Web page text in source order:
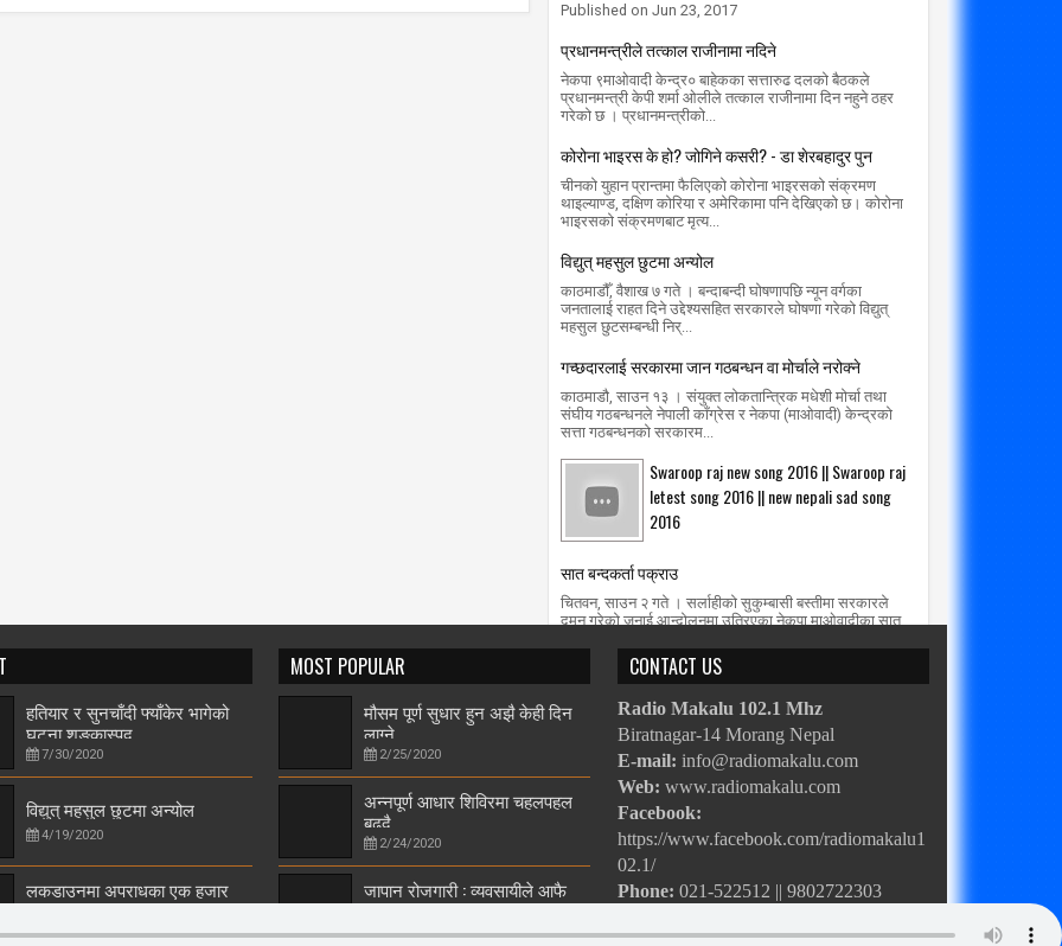
Published on Jun 23, 2017
प्रधानमन्त्रीले तत्काल राजीनामा नदिने
नेकपा ९माओवादी केन्द्र० बाहेकका सत्तारुढ दलको बैठकले
प्रधानमन्त्री केपी शर्मा ओलीले तत्काल राजीनामा दिन नहुने ठहर
गरेको छ । प्रधानमन्त्रीको...
कोरोना भाइरस के हो? जोगिने कसरी? - डा शेरबहादुर पुन
चीनको युहान प्रान्तमा फैलिएको कोरोना भाइरसको संक्रमण
थाइल्याण्ड, दक्षिण कोरिया र अमेरिकामा पनि देखिएको छ। कोरोना
भाइरसको संक्रमणबाट मृत्य...
विद्युत् महसुल छुटमा अन्योल
काठमाडौँ, वैशाख ७ गते । बन्दाबन्दी घोषणापछि न्यून वर्गका
जनतालाई राहत दिने उद्देश्यसहित सरकारले घोषणा गरेको विद्युत्
महसुल छुटसम्बन्धी निर्...
गच्छदारलाई सरकारमा जान गठबन्धन वा मोर्चाले नरोक्ने
काठमाडौ, साउन १३ । संयुक्त लोकतान्त्रिक मधेशी मोर्चा तथा
संघीय गठबन्धनले नेपाली काँग्रेस र नेकपा (माओवादी) केन्द्रको
सत्ता गठबन्धनको सरकारम...
Swaroop raj new song 2016 || Swaroop raj
letest song 2016 || new nepali sad song
2016
सात बन्दकर्ता पक्राउ
चितवन, साउन २ गते । सर्लाहीको सुकुम्बासी बस्तीमा सरकारले
दमन गरेको जनाई आन्दोलनमा उत्रिएका नेकपा माओवादीका सात
हतियार र सुनचाँदी फ्याँकेर भागेको
घटना शङ्कास्पद
7/30/2020
विद्युत् महसुल छुटमा अन्योल
4/19/2020
लकडाउनमा अपराधका एक हजार
घटना
4/19/2020
MOST POPULAR
मौसम पूर्ण सुधार हुन अझै केही दिन
लाग्ने
2/25/2020
अन्नपूर्ण आधार शिविरमा चहलपहल
बढ्दै
2/24/2020
जापान रोजगारी : व्यवसायीले आफै
पठाउन पहल सुरु
2/25/2020
CONTACT US
Radio Makalu 102.1 Mhz
Biratnagar-14 Morang Nepal
E-mail: info@radiomakalu.com
Web: www.radiomakalu.com
Facebook:
https://www.facebook.com/radiomakalu1
02.1/
Phone: 021-522512 || 9802722303